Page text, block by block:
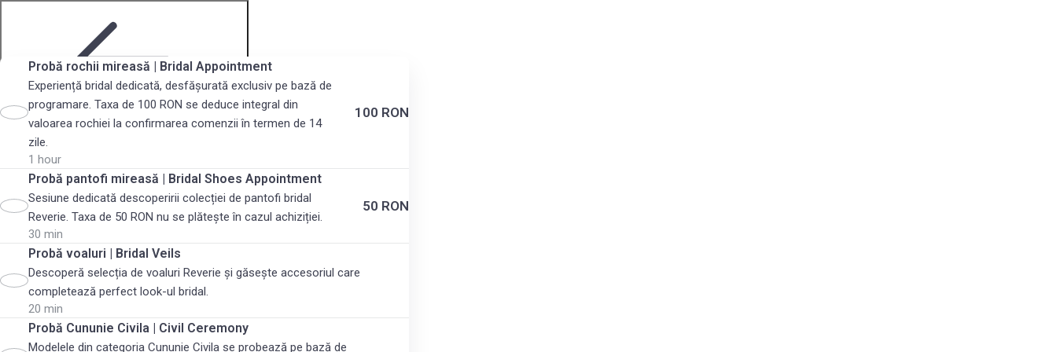
Step 1 of 4
Choose services
Probă rochii mireasă | Bridal Appointment
Experiență bridal dedicată, desfășurată exclusiv pe bază de
programare. Taxa de 100 RON se deduce integral din
valoarea rochiei la confirmarea comenzii în termen de 14
zile.
1 hour
100 RON
Probă pantofi mireasă | Bridal Shoes Appointment
Sesiune dedicată descoperirii colecției de pantofi bridal
Reverie. Taxa de 50 RON nu se plătește în cazul achiziției.
30 min
50 RON
Probă voaluri | Bridal Veils
Descoperă selecția de voaluri Reverie și găsește accesoriul care
completează perfect look-ul bridal.
20 min
Probă Cununie Civila | Civil Ceremony
Modelele din categoria Cununie Civila se probează pe bază de